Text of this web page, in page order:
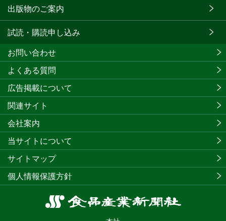
出版物のご案内
試読・購読申し込み
食
お問い合わせ
よくある質問
広告掲載について
関連サイト
会社案内
当サイトについて
サイトマップ
個人情報保護方針